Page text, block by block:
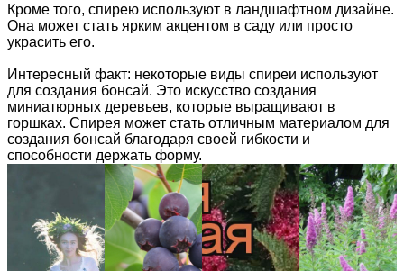
Кроме того, спирею используют в ландшафтном дизайне.
Она может стать ярким акцентом в саду или просто
украсить его.
Интересный факт: некоторые виды спиреи используют
для создания бонсай. Это искусство создания
миниатюрных деревьев, которые выращивают в
горшках. Спирея может стать отличным материалом для
создания бонсай благодаря своей гибкости и
способности держать форму.